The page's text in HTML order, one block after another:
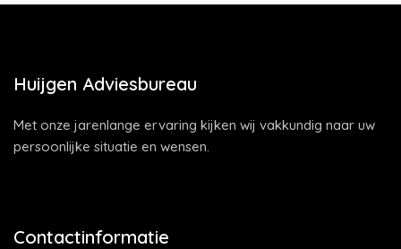
Huijgen Adviesbureau
Met onze jarenlange ervaring kijken wij vakkundig naar uw
persoonlijke situatie en wensen.
Contactinformatie